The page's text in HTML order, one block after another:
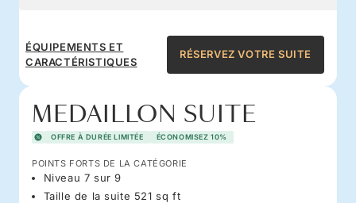
ÉQUIPEMENTS ET
CARACTÉRISTIQUES
RÉSERVEZ VOTRE SUITE
MEDAILLON SUITE
OFFRE À DURÉE LIMITÉE ÉCONOMISEZ 10%
POINTS FORTS DE LA CATÉGORIE
Niveau 7 sur 9
Taille de la suite 521 sq ft